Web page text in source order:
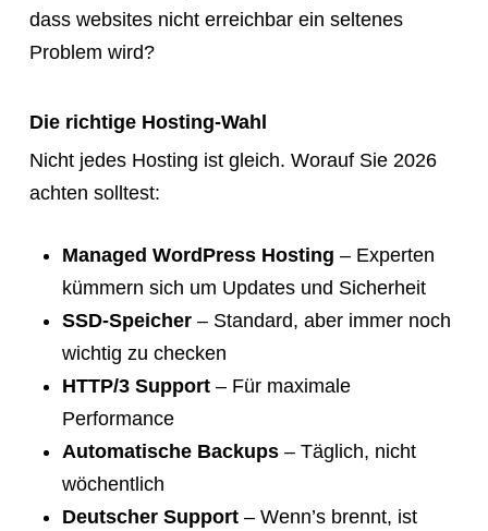
dass websites nicht erreichbar ein seltenes
Problem wird?
Die richtige Hosting-Wahl
Nicht jedes Hosting ist gleich. Worauf Sie 2026
achten solltest:
Managed WordPress Hosting – Experten
kümmern sich um Updates und Sicherheit
SSD-Speicher– Standard, aber immer noch
wichtig zu checken
HTTP/3 Support– Für maximale
Performance
Automatische Backups– Täglich, nicht
wöchentlich
Deutscher Support– Wenn’s brennt, ist